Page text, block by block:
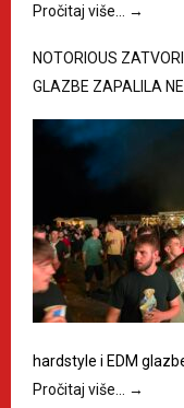
Pročitaj više…
→
NOTORIOUS
GLAZBE ZAPALILA
hardstyle i EDM
Pročitaj više…
→